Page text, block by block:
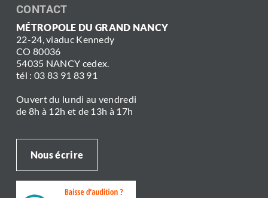
CONTACT
MÉTROPOLE DU GRAND NANCY
22-24, viaduc Kennedy
CO 80036
54035 NANCY cedex.
tél : 03 83 91 83 91
Ouvert du lundi au vendredi
de 8h à 12h et de 13h à 17h
Nous écrire